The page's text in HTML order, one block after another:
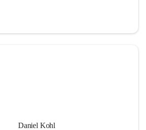
Daniel Kohl